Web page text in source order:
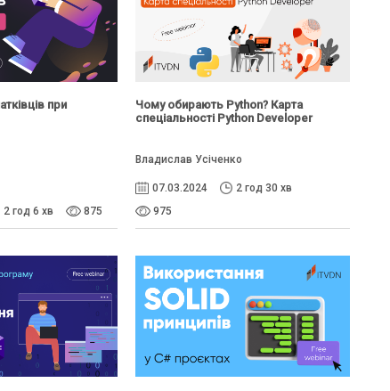
при
2 год 6 хв 875
Чому обирають Python? Карта
спеціальності Python Developer
Владислав Усіченко
07.03.2024
2 год 30 хв
975